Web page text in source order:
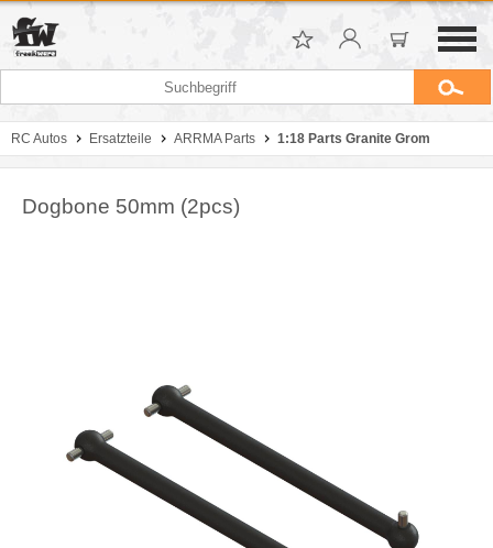
RC Autos Ersatzteile ARRMA Parts 1:18 Parts Granite Grom
Dogbone 50mm (2pcs)